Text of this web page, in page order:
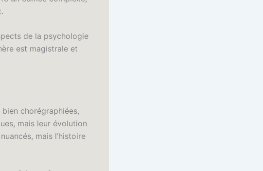
de la psychologie
est magistrale et
chorégraphiées,
mais leur évolution
mais l’histoire